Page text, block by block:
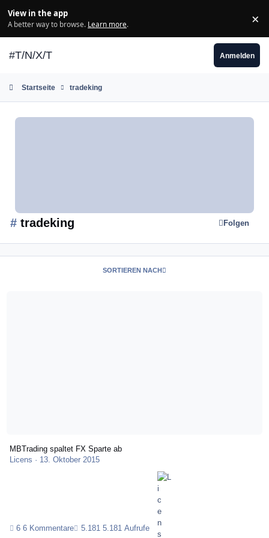
View in the app
A better way to browse. Learn more. ×
#T/N/X/T Anmelden
Startseite tradeking
#tradeking Folgen
SORTIEREN NACH
MBTrading spaltet FX Sparte ab
Licens · 13. Oktober 2015
6 Kommentare 5.181 Aufrufe